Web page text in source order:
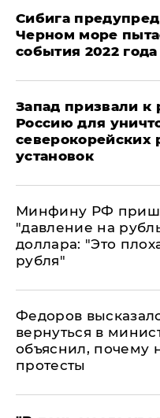
Сибига
Черном море
события 2022 года
Запад призвали к
Россию для
северокорейских
установок
Минфину РФ
"давление на
доллара: "Это
рубля"
Федоров
вернуться в
объяснил, почему
протесты